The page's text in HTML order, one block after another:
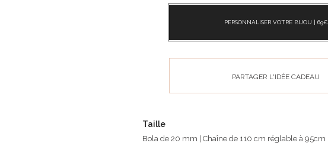
PERSONNALISER VOTRE BIJOU | 69€
PARTAGER L'IDÉE CADEAU
Taille
Bola de 20 mm | Chaîne de 110 cm réglable à 95cm